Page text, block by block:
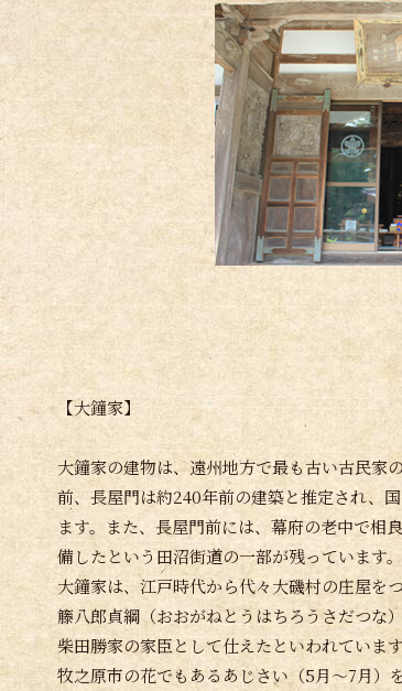
【大鐘家】
大鐘家の建物は、遠州地方で最も古い古民家
前、長屋門は約240年前の建築と推定され、
ます。また、長屋門前には、幕府の老中で相
備したという田沼街道の一部が残っています。
大鐘家は、江戸時代から代々大磯村の庄屋を
籐八郎貞綱（おおがねとうはちろうさだつな
柴田勝家の家臣として仕えたといわれています
牧之原市の花でもあるあじさい（5月～7月）